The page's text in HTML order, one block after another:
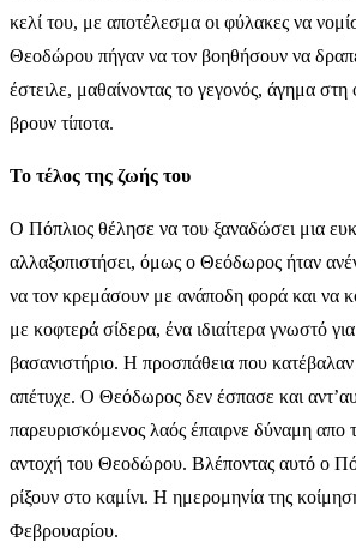
κελί του, με αποτέλεσμα οι φύλακες να
Θεοδώρου πήγαν να τον βοηθήσουν να
έστειλε, μαθαίνοντας το γεγονός, άγημα
βρουν τίποτα.
Το τέλος της ζωής του
Ο Πόπλιος θέλησε να του ξαναδώσει μια
αλλαξοπιστήσει, όμως ο Θεόδωρος ήταν
να τον κρεμάσουν με ανάποδη φορά και να
με κοφτερά σίδερα, ένα ιδιαίτερα γνωστό
βασανιστήριο. Η προσπάθεια που
απέτυχε. Ο Θεόδωρος δεν έσπασε και
παρευρισκόμενος λαός έπαιρνε δύναμη απο
αντοχή του Θεοδώρου. Βλέποντας αυτό ο
ρίξουν στο καμίνι. Η ημερομηνία της
Φεβρουαρίου.